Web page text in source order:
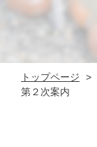
トップページ >
第２次案内